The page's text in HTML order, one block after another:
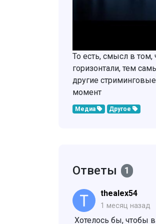
То есть, смысл в
горизонтали, тем
другие
момент
Медиа Другое
Ответы 1
thealex54
1 месяц назад
Хотелось бы, чтобы